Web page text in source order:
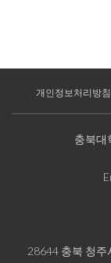
개인정보처리방침
충북대
28644 충북 청주